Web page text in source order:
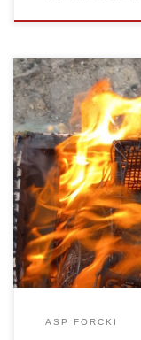
Was erleben Kinder
Forckenbeckplatz in
zwei Beiträge
Eine Schwitzhütte ist
oder Weidenstangen,
Im Inneren sorgen
ASP FORCKI